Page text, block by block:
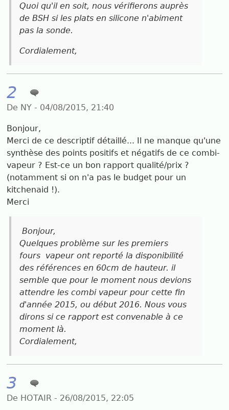
Quoi qu'il en soit, nous vérifierons auprès
de BSH si les plats en silicone n'abiment
pas la sonde.
Cordialement,
2
De NY - 04/08/2015, 21:40
Bonjour,
Merci de ce descriptif détaillé... Il ne manque qu'une
synthèse des points positifs et négatifs de ce combi-
vapeur ? Est-ce un bon rapport qualité/prix ?
(notamment si on n'a pas le budget pour un
kitchenaid !).
Merci
Bonjour,
Quelques problème sur les premiers
fours vapeur ont reporté la disponibilité
des références en 60cm de hauteur. il
semble que pour le moment nous devions
attendre les combi vapeur pour cette fin
d'année 2015, ou début 2016. Nous vous
dirons si ce rapport est convenable à ce
moment là.
Cordialement,
3
De HOTAIR - 26/08/2015, 22:05